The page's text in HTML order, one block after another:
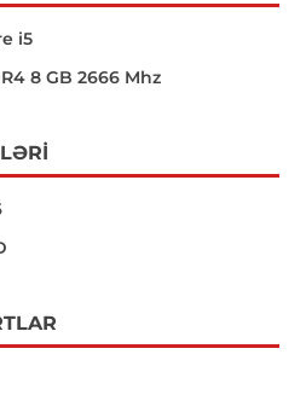
i5
8 GB 2666 Mhz